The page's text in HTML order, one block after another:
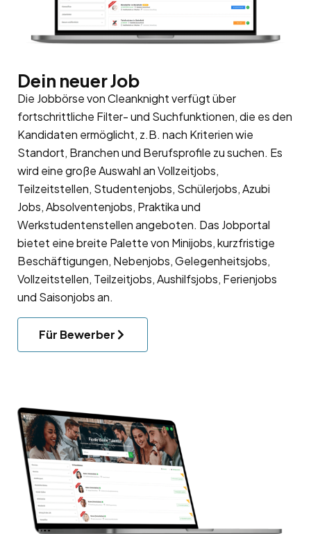
Dein neuer Job
Die Jobbörse von Cleanknight verfügt über
fortschrittliche Filter- und Suchfunktionen, die es den
Kandidaten ermöglicht, z.B. nach Kriterien wie
Standort, Branchen und Berufsprofile zu suchen. Es
wird eine große Auswahl an Vollzeitjobs,
Teilzeitstellen, Studentenjobs, Schülerjobs, Azubi
Jobs, Absolventenjobs, Praktika und
Werkstudentenstellen angeboten. Das Jobportal
bietet eine breite Palette von Minijobs, kurzfristige
Beschäftigungen, Nebenjobs, Gelegenheitsjobs,
Vollzeitstellen, Teilzeitjobs, Aushilfsjobs, Ferienjobs
und Saisonjobs an.
Für Bewerber